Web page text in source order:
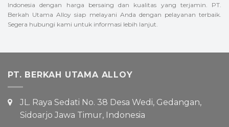
Indonesia dengan harga bersaing dan kualitas yang terjamin. PT.
Berkah Utama Alloy siap melayani Anda dengan pelayanan terbaik.
Segera hubungi kami untuk informasi lebih lanjut.
PT. BERKAH UTAMA ALLOY
JL. Raya Sedati No. 38 Desa Wedi, Gedangan,
Sidoarjo Jawa Timur, Indonesia